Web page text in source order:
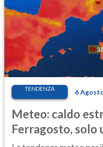
TENDENZA 6
Meteo: caldo
Ferragosto, solo
Ecco dove